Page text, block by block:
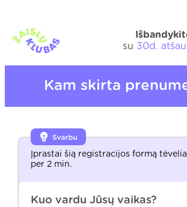
su 30d.
Kam skirta
Įprastai šią registracijos formą
per 2 min.
Kuo vardu Jūsų vaikas?